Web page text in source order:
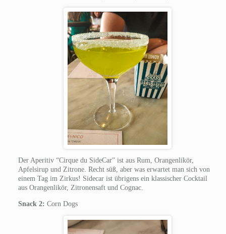
Der Aperitiv “Cirque du SideCar” ist aus Rum, Orangenlikör,
Apfelsirup und Zitrone. Recht süß, aber was erwartet man sich von
einem Tag im Zirkus! Sidecar ist übrigens ein klassischer Cocktail
aus Orangenlikör, Zitronensaft und Cognac.
Snack 2: Corn Dogs